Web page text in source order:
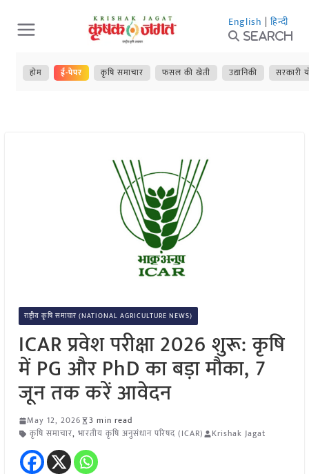
Skip
to
content
English | हिन्दी
Search
होम ई-पेपर कृषि समाचार फसल की खेती उद्यानिकी सरकारी
राष्ट्रीय कृषि समाचार (NATIONAL AGRICULTURE NEWS)
ICAR प्रवेश परीक्षा 2026 शुरू: कृषि
में PG और PhD का बड़ा मौका, 7
जून तक करें आवेदन
May 12, 2026
3 min read
कृषि समाचार, भारतीय कृषि अनुसंधान परिषद (ICAR) Krishak Jagat